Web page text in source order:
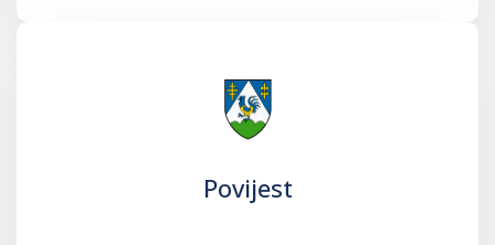
Povijest